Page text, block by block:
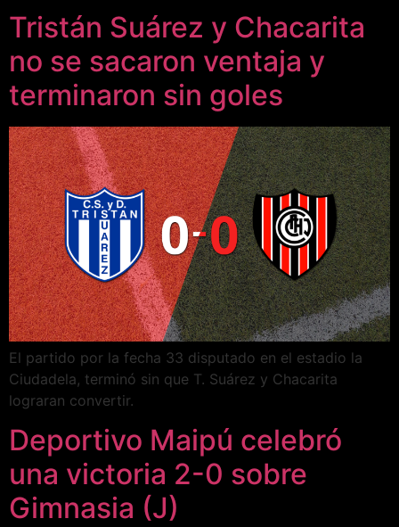
Tristán Suárez y Chacarita
no se sacaron ventaja y
terminaron sin goles
El partido por la fecha 33 disputado en el estadio la
Ciudadela, terminó sin que T. Suárez y Chacarita
lograran convertir.
Deportivo Maipú celebró
una victoria 2-0 sobre
Gimnasia (J)